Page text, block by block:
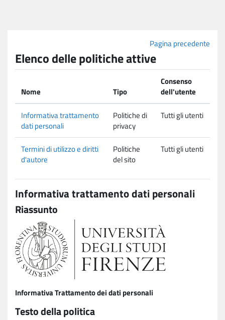
Pagina precedente
Elenco delle politiche attive
Nome Tipo
Consenso
dell'utente
Informativa trattamento
dati personali
Politiche di
privacy
Tutti gli utenti
Termini di utilizzo e diritti
d'autore
Politiche
del sito
Tutti gli utenti
Informativa trattamento dati personali
Riassunto
Informativa Trattamento dei dati personali
Testo della politica